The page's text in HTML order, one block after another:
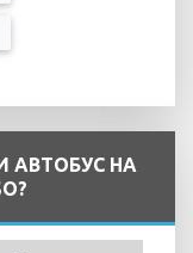
АВТОБУС НА